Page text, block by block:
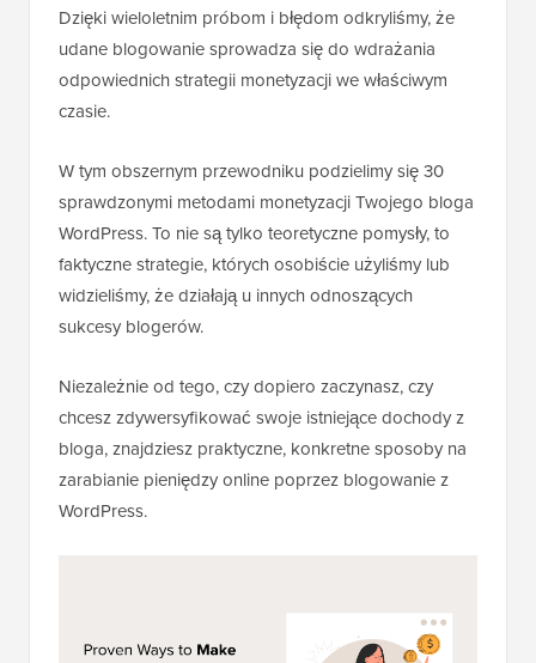
Dzięki wieloletnim próbom i błędom odkryliśmy, że
udane blogowanie sprowadza się do wdrażania
odpowiednich strategii monetyzacji we właściwym
czasie.
W tym obszernym przewodniku podzielimy się 30
sprawdzonymi metodami monetyzacji Twojego bloga
WordPress. To nie są tylko teoretyczne pomysły, to
faktyczne strategie, których osobiście użyliśmy lub
widzieliśmy, że działają u innych odnoszących
sukcesy blogerów.
Niezależnie od tego, czy dopiero zaczynasz, czy
chcesz zdywersyfikować swoje istniejące dochody z
bloga, znajdziesz praktyczne, konkretne sposoby na
zarabianie pieniędzy online poprzez blogowanie z
WordPress.